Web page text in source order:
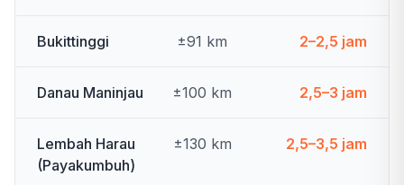
Bukittinggi ±91 km 2–2,5 jam
Danau Maninjau ±100 km 2,5–3 jam
Lembah Harau
(Payakumbuh)
±130 km 2,5–3,5 jam